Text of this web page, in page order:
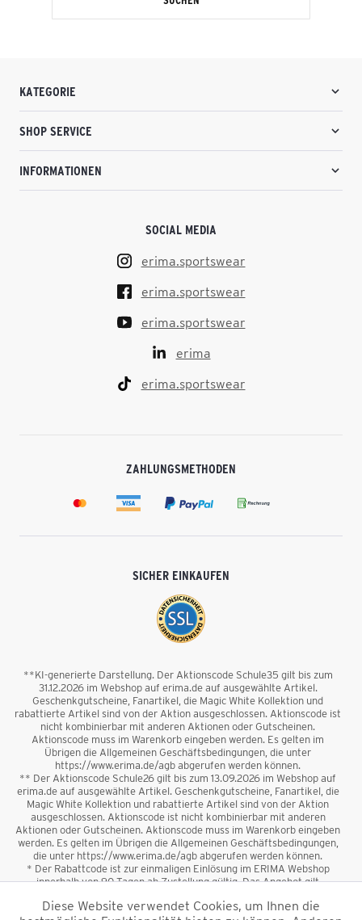
KATEGORIE
SHOP SERVICE
INFORMATIONEN
SOCIAL MEDIA
erima.sportswear
erima.sportswear
erima.sportswear
erima
erima.sportswear
ZAHLUNGSMETHODEN
SICHER EINKAUFEN
**KI-generierte Darstellung. Der Aktionscode Schule35 gilt bis zum
31.12.2026 im Webshop auf erima.de auf ausgewählte Artikel.
Geschenkgutscheine, Fanartikel, die Magic White Kollektion und
rabattierte Artikel sind von der Aktion ausgeschlossen. Aktionscode ist
nicht kombinierbar mit anderen Aktionen oder Gutscheinen.
Aktionscode muss im Warenkorb eingeben werden. Es gelten im
Übrigen die Allgemeinen Geschäftsbedingungen, die unter
https://www.erima.de/agb abgerufen werden können.
** Der Aktionscode Schule26 gilt bis zum 13.09.2026 im Webshop auf
erima.de auf ausgewählte Artikel. Geschenkgutscheine, Fanartikel, die
Magic White Kollektion und rabattierte Artikel sind von der Aktion
ausgeschlossen. Aktionscode ist nicht kombinierbar mit anderen
Aktionen oder Gutscheinen. Aktionscode muss im Warenkorb eingeben
werden. Es gelten im Übrigen die Allgemeinen Geschäftsbedingungen,
die unter https://www.erima.de/agb abgerufen werden können.
* Der Rabattcode ist zur einmaligen Einlösung im ERIMA Webshop
innerhalb von 90 Tagen ab Zustellung gültig. Das Angebot gilt
sowie Geschenkgutscheine sind vom Rabatt ausgeschlossen. Der
Diese Website verwendet Cookies, um Ihnen die